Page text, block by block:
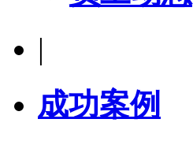
|
成功案例